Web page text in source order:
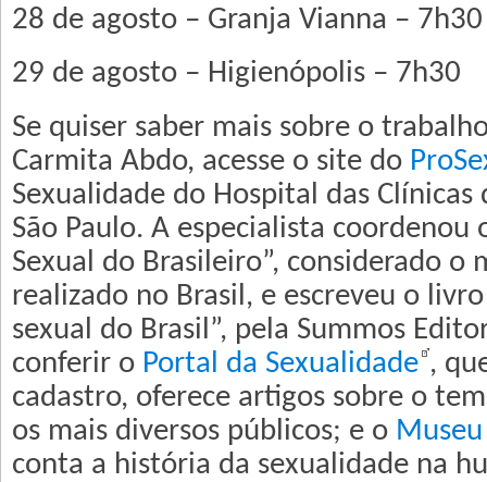
28 de agosto – Granja Vianna – 7h30
29 de agosto – Higienópolis – 7h30
Se quiser saber mais sobre o
Carmita Abdo, acesse o site do
Sexualidade do Hospital das
São Paulo. A especialista coordenou
Sexual do Brasileiro”, considerado o
realizado no Brasil, e escreveu o
sexual do Brasil”, pela Summos
conferir o Portal da Sexualidade ,
cadastro, oferece artigos sobre o
os mais diversos públicos; e o
conta a história da sexualidade na